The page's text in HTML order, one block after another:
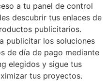
a tu panel de control
descubrir tus enlaces de
publicitarios.
publicitar los soluciones
de día de pago mediante
elegidos y sigue tus
tus proyectos.